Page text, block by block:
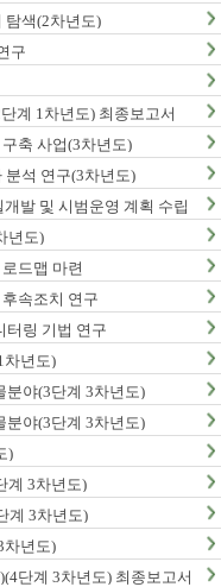
탐색(2차년도)
구
계 1차년도) 최종보고서
축 사업(3차년도)
분석 연구(3차년도)
발 및 시범운영 계획 수립
년도)
드맵 마련
속조치 연구
터링 기법 연구
차년도)
분야(3단계 3차년도)
분야(3단계 3차년도)
)
계 3차년도)
계 3차년도)
차년도)
단계 3차년도) 최종보고서